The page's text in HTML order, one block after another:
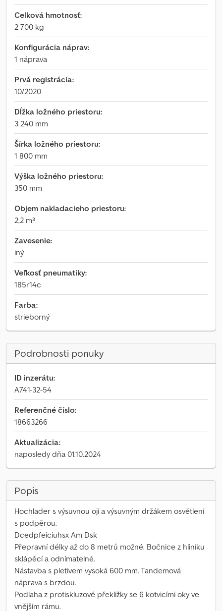
Celková hmotnosť:
2 700 kg
Konfigurácia náprav:
1 náprava
Prvá registrácia:
10/2020
Dĺžka ložného priestoru:
3 240 mm
Šírka ložného priestoru:
1 800 mm
Výška ložného priestoru:
350 mm
Objem nakladacieho priestoru:
2,2 m³
Zavesenie:
iný
Veľkosť pneumatiky:
185r14c
Farba:
strieborný
Podrobnosti ponuky
ID inzerátu:
A741-32-54
Referenčné číslo:
18663266
Aktualizácia:
naposledy dňa 01.10.2024
Popis
Hochlader s výsuvnou ojí a výsuvným držákem osvětlení
s podpěrou.
Dcedpfeiciuhsx Am Dsk
Přepravní délky až do 8 metrů možné. Bočnice z hliníku
sklápěcí a odnímatelné.
Nástavba s pletivem vysoká 600 mm. Tandemová
náprava s brzdou.
Podlaha z protiskluzové překližky se 6 kotvicími oky ve
vnějším rámu.